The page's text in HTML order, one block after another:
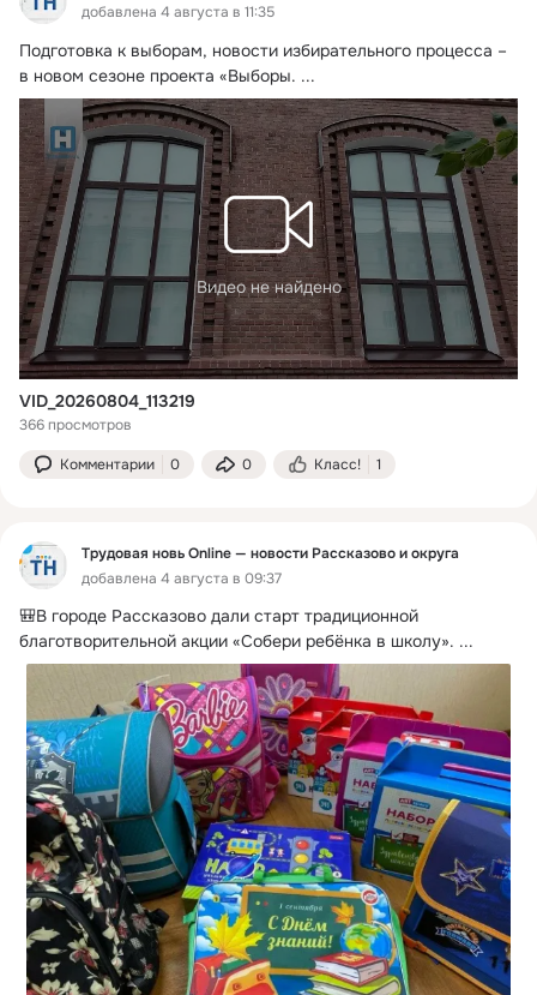
добавлена 4 августа в 11:35
Подготовка к выборам, новости избирательного процесса –
в новом сезоне проекта «Выборы. ...
Видео не найдено
VID_20260804_113219
366 просмотров
Комментарии 0 0 Класс! 1
Трудовая новь Online — новости Рассказово и округа
добавлена 4 августа в 09:37
🎒В городе Рассказово дали старт традиционной
благотворительной акции «Собери ребёнка в школу». ...